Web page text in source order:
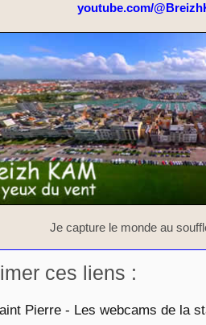
youtube.com/
Je capture le monde au
ces liens :
Pierre - Les webcams de la